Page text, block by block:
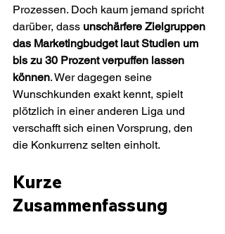
Prozessen. Doch kaum jemand spricht
darüber, dass unschärfere Zielgruppen
das Marketingbudget laut Studien um
bis zu 30 Prozent verpuffen lassen
können. Wer dagegen seine
Wunschkunden exakt kennt, spielt
plötzlich in einer anderen Liga und
verschafft sich einen Vorsprung, den
die Konkurrenz selten einholt.
Kurze
Zusammenfassung